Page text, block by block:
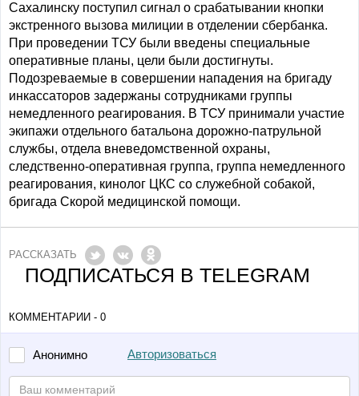
Сахалинску поступил сигнал о срабатывании кнопки
экстренного вызова милиции в отделении сбербанка.
При проведении ТСУ были введены специальные
оперативные планы, цели были достигнуты.
Подозреваемые в совершении нападения на бригаду
инкассаторов задержаны сотрудниками группы
немедленного реагирования. В ТСУ принимали участие
экипажи отдельного батальона дорожно-патрульной
службы, отдела вневедомственной охраны,
следственно-оперативная группа, группа немедленного
реагирования, кинолог ЦКС со служебной собакой,
бригада Скорой медицинской помощи.
РАССКАЗАТЬ
ПОДПИСАТЬСЯ В TELEGRAM
КОММЕНТАРИИ - 0
Анонимно Авторизоваться